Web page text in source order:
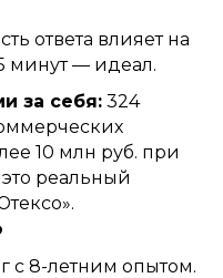
ответа влияет на
минут — идеал.
за себя: 324
10 млн руб. при
реальный
с 8-летним опытом.